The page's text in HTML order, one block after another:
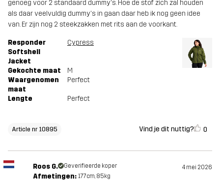
genoeg voor 2 standaard dummy's. Hoe de stof zich zal houden
als daar veelvuldig dummy's in gaan daar heb ik nog geen idee
van. Er zijn nog 2 steekzakken met rits aan de voorkant.
Responder
Softshell
Jacket
Cypress
Gekochte maat
M
Waargenomen
maat
Perfect
Lengte Perfect
Article nr 10895 Vind je dit nuttig? 0
Roos G. Geverifieerde koper 4 mei 2026
Afmetingen: 177cm, 85kg